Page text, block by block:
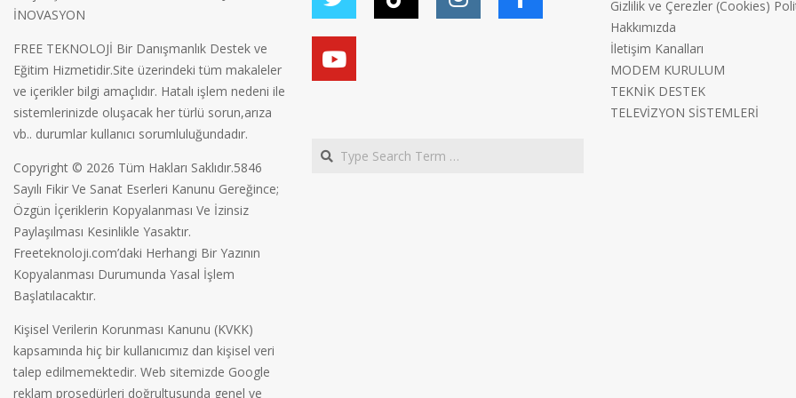
İNOVASYON
FREE TEKNOLOJİ Bir Danışmanlık Destek ve
Eğitim Hizmetidir.Site üzerindeki tüm makaleler
ve içerikler bilgi amaçlıdır. Hatalı işlem nedeni ile
sistemlerinizde oluşacak her türlü sorun,arıza
vb.. durumlar kullanıcı sorumluluğundadır.
Copyright © 2026 Tüm Hakları Saklıdır.5846
Sayılı Fikir Ve Sanat Eserleri Kanunu Gereğince;
Özgün İçeriklerin Kopyalanması Ve İzinsiz
Paylaşılması Kesinlikle Yasaktır.
Freeteknoloji.com’daki Herhangi Bir Yazının
Kopyalanması Durumunda Yasal İşlem
Başlatılacaktır.
Kişisel Verilerin Korunması Kanunu (KVKK)
kapsamında hiç bir kullanıcımız dan kişisel veri
talep edilmemektedir. Web sitemizde Google
reklam prosedürleri doğrultusunda genel ve
Search
Gizlilik ve Çerezler (Cookies)
Hakkımızda
İletişim Kanalları
MODEM KURULUM
TEKNİK DESTEK
TELEVİZYON SİSTEMLERİ